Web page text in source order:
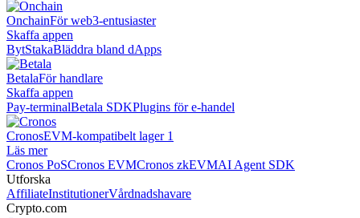
OnchainFör web3-entusiaster
Skaffa appen
BytStakaBläddra bland dApps
BetalaFör handlare
Skaffa appen
Pay-terminalBetala SDKPlugins för e-handel
CronosEVM-kompatibelt lager 1
Läs mer
Cronos PoSCronos EVMCronos zkEVMAI Agent SDK
Utforska
AffiliateInstitutionerVårdnadshavare
Crypto.com